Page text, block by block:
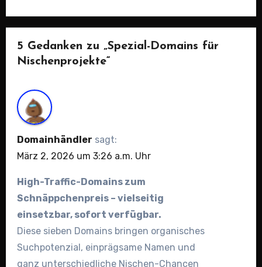
5 Gedanken zu „Spezial-Domains für
Nischenprojekte“
Domainhändler sagt:
März 2, 2026 um 3:26 a.m. Uhr
High-Traffic-Domains zum
Schnäppchenpreis – vielseitig
einsetzbar, sofort verfügbar.
Diese sieben Domains bringen organisches
Suchpotenzial, einprägsame Namen und
ganz unterschiedliche Nischen-Chancen